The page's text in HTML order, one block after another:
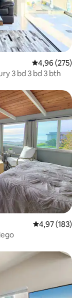
Просечна
4,96 (275)
3 bd 3 bd 3 bth
Просечна
4,97 (183)